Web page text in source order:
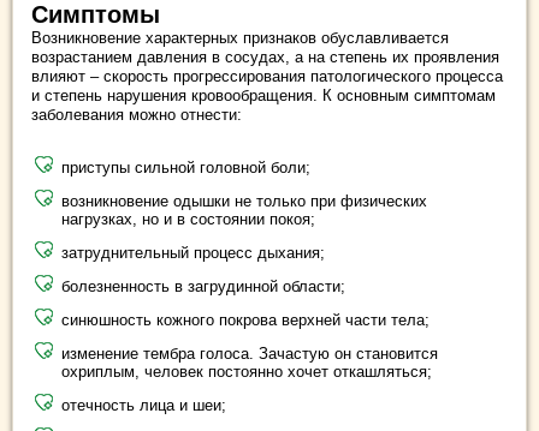
Симптомы
Возникновение характерных признаков обуславливается
возрастанием давления в сосудах, а на степень их проявления
влияют – скорость прогрессирования патологического процесса
и степень нарушения кровообращения. К основным симптомам
заболевания можно отнести:
приступы сильной головной боли;
возникновение одышки не только при физических
нагрузках, но и в состоянии покоя;
затруднительный процесс дыхания;
болезненность в загрудинной области;
синюшность кожного покрова верхней части тела;
изменение тембра голоса. Зачастую он становится
охриплым, человек постоянно хочет откашляться;
отечность лица и шеи;